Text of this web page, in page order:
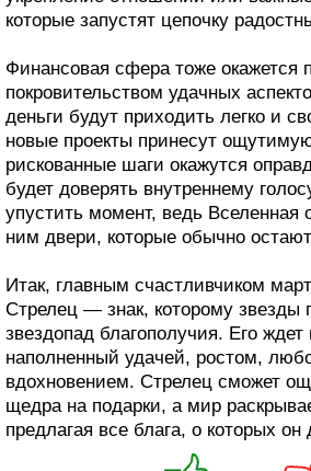
которые запустят цепочку
Финансовая сфера тоже окажется
покровительством удачных
деньги будут приходить легко и
новые проекты принесут
рискованные шаги окажутся
будет доверять внутреннему
упустить момент, ведь Вселенная
ним двери, которые обычно
Итак, главным счастливчиком
Стрелец — знак, которому звезды
звездопад благополучия. Его
наполненный удачей, ростом,
вдохновением. Стрелец сможет
щедра на подарки, а мир
предлагая все блага, о которых он